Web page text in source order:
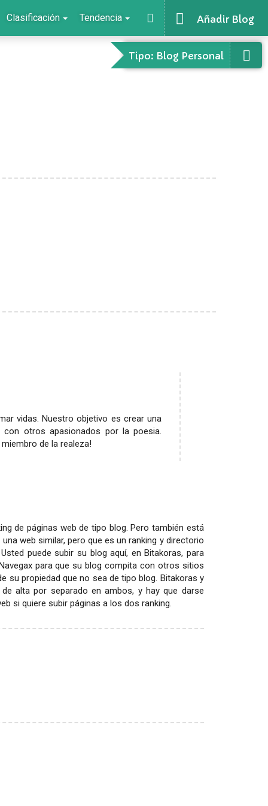
Añadir Blog
Clasificación Tendencia
Tipo: Blog Personal
vidas. Nuestro objetivo es crear una
otros apasionados por la poesia.
de la realeza!
de páginas web de tipo blog. Pero también está
una web similar, pero que es un ranking y directorio
puede subir su blog aquí, en Bitakoras, para
para que su blog compita con otros sitios
su propiedad que no sea de tipo blog. Bitakoras y
alta por separado en ambos, y hay que darse
si quiere subir páginas a los dos ranking.